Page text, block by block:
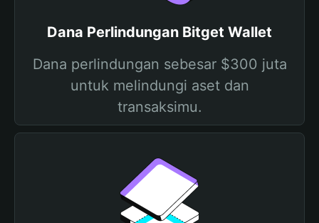
Dana Perlindungan Bitget Wallet
Dana perlindungan sebesar $300 juta
untuk melindungi aset dan
transaksimu.